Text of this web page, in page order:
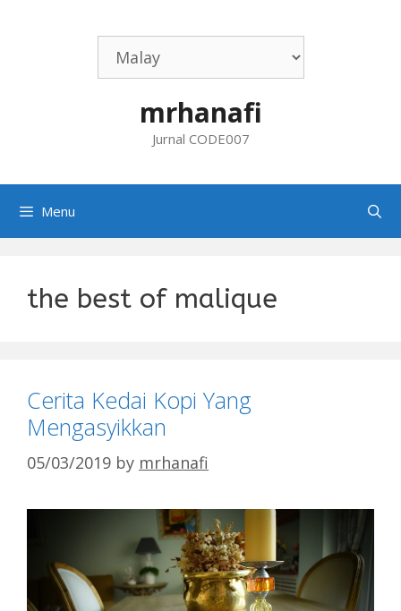
mrhanafi
Jurnal CODE007
Menu
the best of malique
Cerita Kedai Kopi Yang
Mengasyikkan
05/03/2019 by mrhanafi